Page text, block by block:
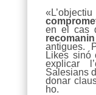
en el cas
recomanin
antigues.
Likes sinó
explicar
Salesians
donar
ho.